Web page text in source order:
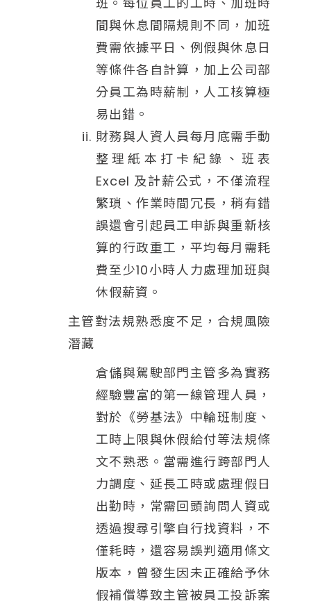
間與休息間隔規則不同，加班
費需依據平日、例假與休息日
等條件各自計算，加上公司部
分員工為時薪制，人工核算極
易出錯。
財務與人資人員每月底需手動
整理紙本打卡紀錄、班表
Excel 及計薪公式，不僅流程
繁瑣、作業時間冗長，稍有錯
誤還會引起員工申訴與重新核
算的行政重工，平均每月需耗
費至少10小時人力處理加班與
休假薪資。
主管對法規熟悉度不足，合規風險
潛藏
倉儲與駕駛部門主管多為實務
經驗豐富的第一線管理人員，
對於《勞基法》中輪班制度、
工時上限與休假給付等法規條
文不熟悉。當需進行跨部門人
力調度、延長工時或處理假日
出勤時，常需回頭詢問人資或
透過搜尋引擎自行找資料，不
僅耗時，還容易誤判適用條文
版本，曾發生因未正確給予休
假補償導致主管被員工投訴案